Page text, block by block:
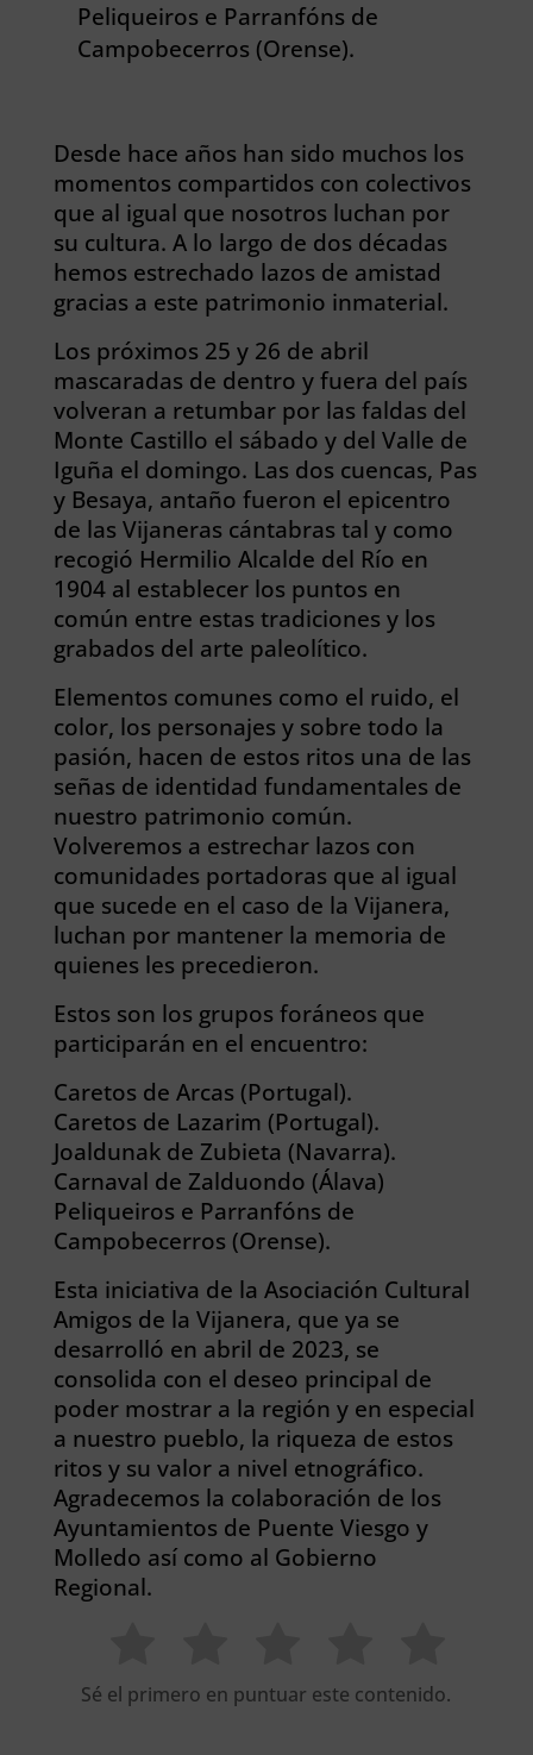
Peliqueiros e Parranfóns de
Campobecerros (Orense).
Desde hace años han sido muchos los
momentos compartidos con colectivos
que al igual que nosotros luchan por
su cultura. A lo largo de dos décadas
hemos estrechado lazos de amistad
gracias a este patrimonio inmaterial.
Los próximos 25 y 26 de abril
mascaradas de dentro y fuera del país
volveran a retumbar por las faldas del
Monte Castillo el sábado y del Valle de
Iguña el domingo. Las dos cuencas, Pas
y Besaya, antaño fueron el epicentro
de las Vijaneras cántabras tal y como
recogió Hermilio Alcalde del Río en
1904 al establecer los puntos en
común entre estas tradiciones y los
grabados del arte paleolítico.
Elementos comunes como el ruido, el
color, los personajes y sobre todo la
pasión, hacen de estos ritos una de las
señas de identidad fundamentales de
nuestro patrimonio común.
Volveremos a estrechar lazos con
comunidades portadoras que al igual
que sucede en el caso de la Vijanera,
luchan por mantener la memoria de
quienes les precedieron.
Estos son los grupos foráneos que
participarán en el encuentro:
Caretos de Arcas (Portugal).
Caretos de Lazarim (Portugal).
Joaldunak de Zubieta (Navarra).
Carnaval de Zalduondo (Álava)
Peliqueiros e Parranfóns de
Campobecerros (Orense).
Esta iniciativa de la Asociación Cultural
Amigos de la Vijanera, que ya se
desarrolló en abril de 2023, se
consolida con el deseo principal de
poder mostrar a la región y en especial
a nuestro pueblo, la riqueza de estos
ritos y su valor a nivel etnográfico.
Agradecemos la colaboración de los
Ayuntamientos de Puente Viesgo y
Molledo así como al Gobierno
Regional.
Sé el primero en puntuar este contenido.